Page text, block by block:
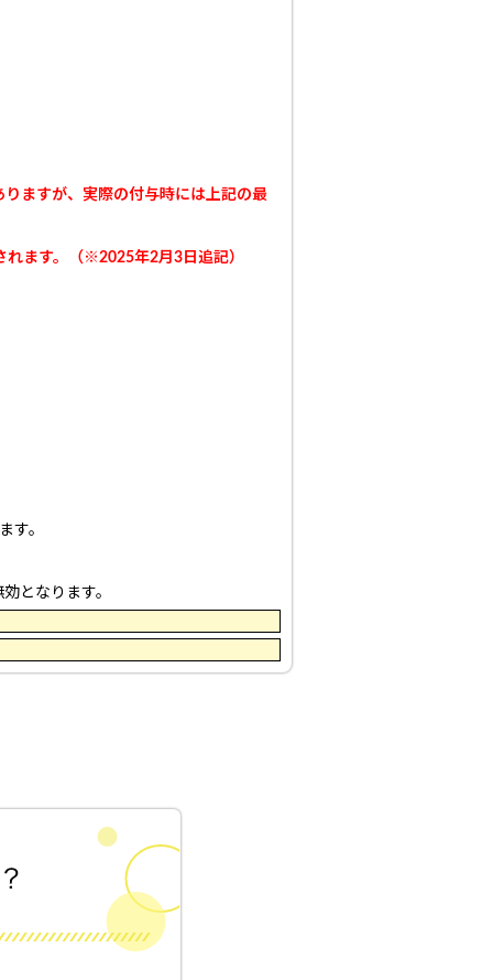
ますが、実際の付与時には上記の最
れます。（※2025年2月3日追記）
す。
となります。